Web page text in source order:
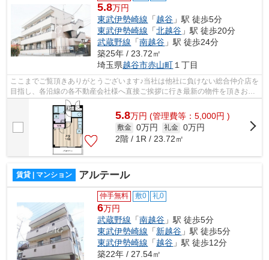
5.8万円
東武伊勢崎線 「越谷 」駅 徒歩5分
東武伊勢崎線 「北越谷 」駅 徒歩20分
武蔵野線 「南越谷 」駅 徒歩24分
築25年 / 23.72㎡
埼玉県越谷市赤山町 １丁目
ここまでご覧頂きありがとうございます♪当社は他社に負けない総合仲介店を
目指し、各沿線の各不動産会社様へ直接ご挨拶に行き最新の物件を頂きお客
様へ提供しております！最新の情報は...
5.8万円 (管理費等：5,000円 )
敷金 0万円 礼金 0万円
2階 / 1R / 23.72㎡
賃貸 | マンション アルテール
仲手無料 敷0 礼0
6万円
武蔵野線 「南越谷 」駅 徒歩5分
東武伊勢崎線 「新越谷 」駅 徒歩5分
東武伊勢崎線 「越谷 」駅 徒歩12分
築22年 / 27.54㎡